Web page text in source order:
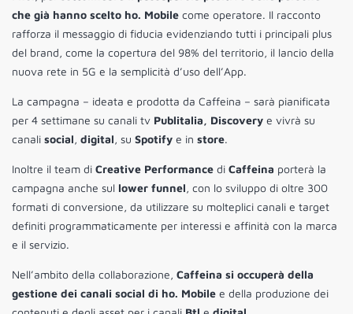
che già hanno scelto ho. Mobile come operatore. Il racconto
rafforza il messaggio di fiducia evidenziando tutti i principali plus
del brand, come la copertura del 98% del territorio, il lancio della
nuova rete in 5G e la semplicità d’uso dell’App.
La campagna – ideata e prodotta da Caffeina – sarà pianificata
per 4 settimane su canali tv Publitalia, Discovery e vivrà su
canali social, digital, su Spotify e in store.
Inoltre il team di Creative Performance di Caffeina porterà la
campagna anche sul lower funnel, con lo sviluppo di oltre 300
formati di conversione, da utilizzare su molteplici canali e target
definiti programmaticamente per interessi e affinità con la marca
e il servizio.
Nell’ambito della collaborazione, Caffeina si occuperà della
gestione dei canali social di ho. Mobile e della produzione dei